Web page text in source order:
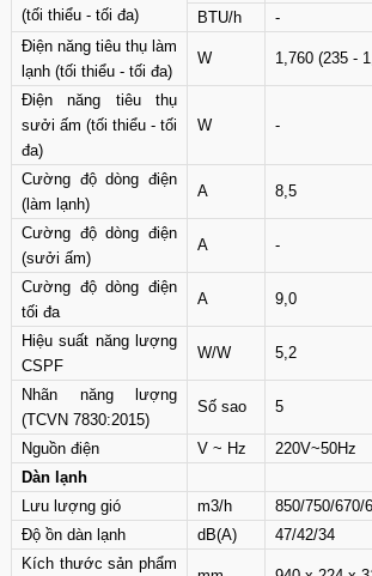
(tối thiểu - tối đa)
BTU/h
-
Điện năng tiêu thụ làm
lạnh (tối thiểu - tối đa)
W 1,760 (235 -
Điện năng tiêu thụ
sưởi ấm (tối thiểu - tối
đa)
W -
Cường độ dòng điện
(làm lạnh)
A 8,5
Cường độ dòng điện
(sưởi ấm)
A -
Cường độ dòng điện
tối đa
A 9,0
Hiệu suất năng lượng
CSPF
W/W 5,2
Nhãn năng lượng
(TCVN 7830:2015)
Số sao 5
Nguồn điện V ~ Hz
220V~50Hz
Dàn lạnh
Lưu lượng gió
m3/h
850/750/670/
Độ ồn dàn lạnh
dB(A)
47/42/34
Kích thước sản phẩm